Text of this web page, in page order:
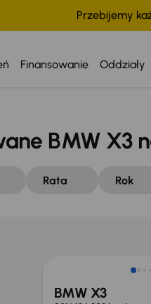
Przebijemy
Finansowanie Oddziały
BMW X3
Rata Rok
BMW X3